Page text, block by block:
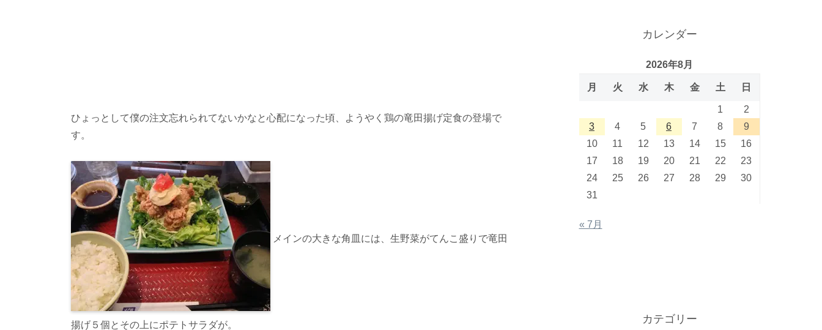
ひょっとして僕の注文忘れられてないかなと心配になった頃、ようやく鶏の竜田揚げ定食の登場で
す。
メインの大きな角皿には、生野菜がてんこ盛りで竜田
揚げ５個とその上にポテトサラダが。
カレンダー
2026年8月
月 火 水 木 金 土 日
1
2
3
4 5 6 7 8
9
10
11 12 13 14 15
16
17
18 19 20 21 22
23
24
25 26 27 28 29
30
31
« 7月
カテゴリー